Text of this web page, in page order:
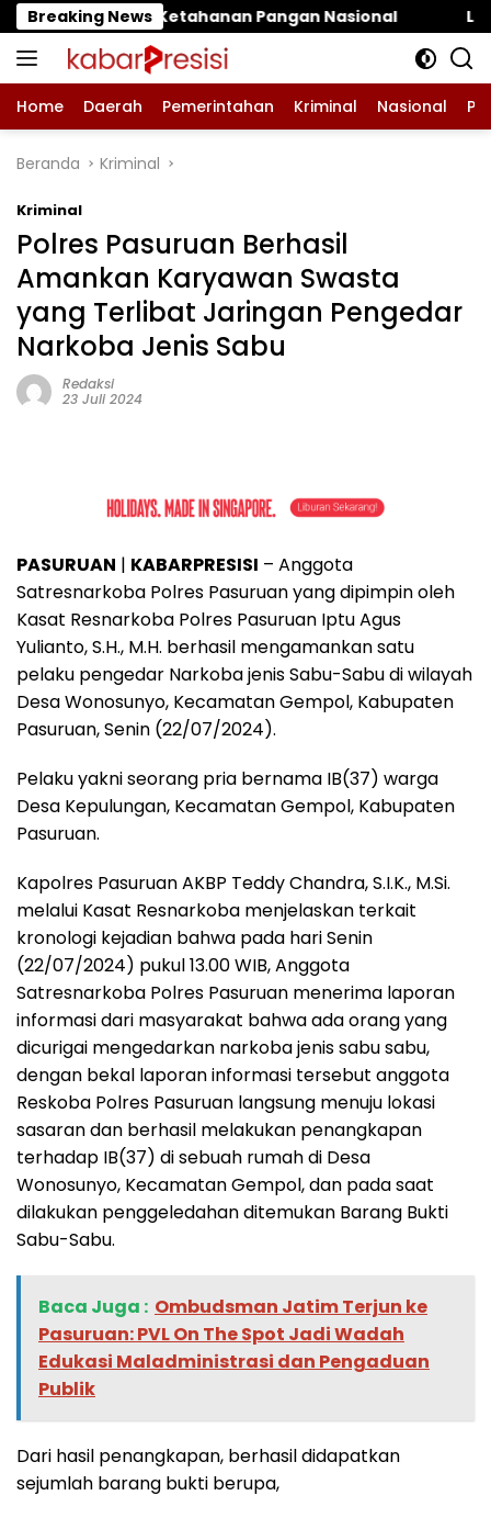
Langsung
ke
konten
Breaking News
Pangan Nasional ‎LPA dan GM FKPPI Kawal
Home Daerah Pemerintahan Kriminal Nasional
Beranda Kriminal
Kriminal
Polres Pasuruan Berhasil
Amankan Karyawan Swasta
yang Terlibat Jaringan Pengedar
Narkoba Jenis Sabu
Redaksi
23 Juli 2024
PASURUAN | KABARPRESISI – Anggota
Satresnarkoba Polres Pasuruan yang dipimpin oleh
Kasat Resnarkoba Polres Pasuruan Iptu Agus
Yulianto, S.H., M.H. berhasil mengamankan satu
pelaku pengedar Narkoba jenis Sabu-Sabu di wilayah
Desa Wonosunyo, Kecamatan Gempol, Kabupaten
Pasuruan, Senin (22/07/2024).
Pelaku yakni seorang pria bernama IB(37) warga
Desa Kepulungan, Kecamatan Gempol, Kabupaten
Pasuruan.
Kapolres Pasuruan AKBP Teddy Chandra, S.I.K., M.Si.
melalui Kasat Resnarkoba menjelaskan terkait
kronologi kejadian bahwa pada hari Senin
(22/07/2024) pukul 13.00 WIB, Anggota
Satresnarkoba Polres Pasuruan menerima laporan
informasi dari masyarakat bahwa ada orang yang
dicurigai mengedarkan narkoba jenis sabu sabu,
dengan bekal laporan informasi tersebut anggota
Reskoba Polres Pasuruan langsung menuju lokasi
sasaran dan berhasil melakukan penangkapan
terhadap IB(37) di sebuah rumah di Desa
Wonosunyo, Kecamatan Gempol, dan pada saat
dilakukan penggeledahan ditemukan Barang Bukti
Sabu-Sabu.
Baca Juga : ‎Ombudsman Jatim Terjun ke
Pasuruan: PVL On The Spot Jadi Wadah
Edukasi Maladministrasi dan Pengaduan
Publik
Dari hasil penangkapan, berhasil didapatkan
sejumlah barang bukti berupa,